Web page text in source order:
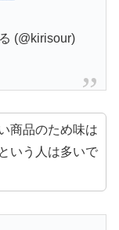
(@kirisour)
商品のため味は
いう人は多いで